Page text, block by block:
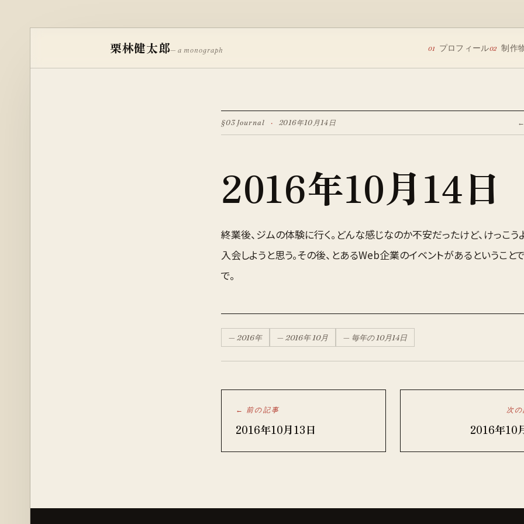
栗林健太郎— a monograph 01 プロフィール02 制作
§03 Journal · 2016年10月14日
2016年10月14日
終業後、ジムの体験に行く。どんな感じなのか不安だったけど、けっこう
入会しようと思う。その後、とあるWeb企業のイベントがあるということ
で。
— 2016年 — 2016年 10月 — 毎年の 10月14日
← 前の記事
2016年10月13日
次
2016年10